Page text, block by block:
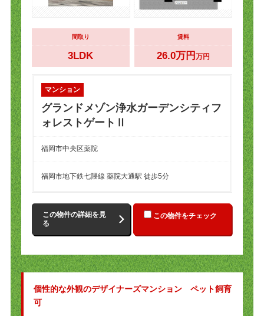
間取り
3LDK
賃料
26.0万円万円
マンション
グランドメゾン浄水ガーデンシティフ
ォレストゲートⅡ
福岡市中央区薬院
福岡市地下鉄七隈線 薬院大通駅 徒歩5分
この物件の詳細を見
る
この物件をチェック
個性的な外観のデザイナーズマンション ペット飼育
可